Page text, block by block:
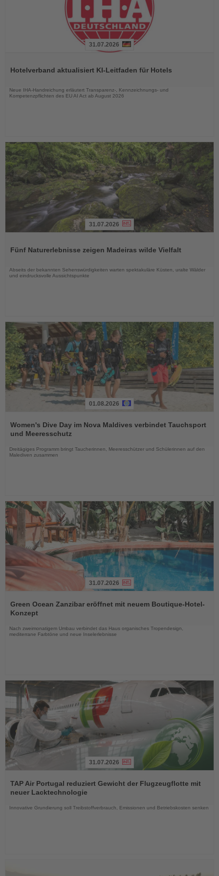
die
31.07.2026
Hotelverband aktualisiert KI-Leitfaden für Hotels
Neue IHA-Handreichung erläutert Transparenz-, Kennzeichnungs- und
Kompetenzpflichten des EU AI Act ab August 2026
die
31.07.2026
Fünf Naturerlebnisse zeigen Madeiras wilde Vielfalt
Abseits der bekannten Sehenswürdigkeiten warten spektakuläre Küsten, uralte Wälder
und eindrucksvolle Aussichtspunkte
Sie
die
01.08.2026
Women's Dive Day im Nova Maldives verbindet Tauchsport
und Meeresschutz
Dreitägiges Programm bringt Taucherinnen, Meeresschützer und Schülerinnen auf den
Malediven zusammen
Sie
die
Nachrichten
31.07.2026
Green Ocean Zanzibar eröffnet mit neuem Boutique-Hotel-
Konzept
Nach zweimonatigem Umbau verbindet das Haus organisches Tropendesign,
mediterrane Farbtöne und neue Inselerlebnisse
Sie
die
31.07.2026
TAP Air Portugal reduziert Gewicht der Flugzeugflotte mit
neuer Lacktechnologie
Innovative Grundierung soll Treibstoffverbrauch, Emissionen und Betriebskosten senken